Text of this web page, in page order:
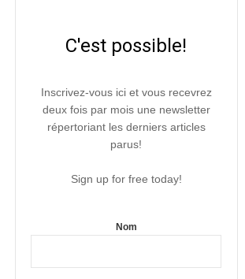
C'est possible!
Inscrivez-vous ici et vous recevrez
deux fois par mois une newsletter
répertoriant les derniers articles
parus!
Sign up for free today!
Nom